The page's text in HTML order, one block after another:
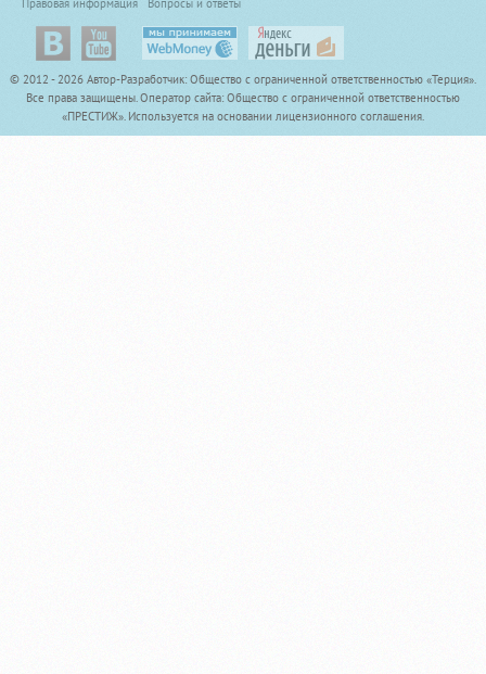
Правовая информация
Вопросы и ответы
© 2012 - 2026 Автор-Разработчик: Общество с ограниченной ответственностью «Терция».
Все права защищены. Оператор сайта: Общество с ограниченной ответственностью
«ПРЕСТИЖ». Используется на основании лицензионного соглашения.